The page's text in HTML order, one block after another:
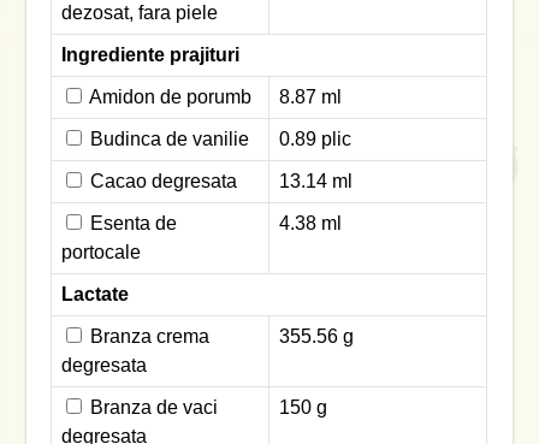
dezosat, fara piele
Ingrediente prajituri
Amidon de porumb 8.87 ml
Budinca de vanilie 0.89 plic
Cacao degresata 13.14 ml
Esenta de
portocale
4.38 ml
Lactate
Branza crema
degresata
355.56 g
Branza de vaci
degresata
150 g